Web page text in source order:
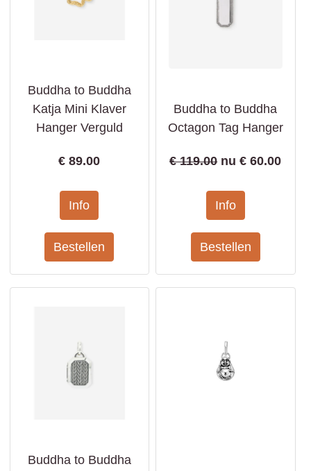
Buddha to Buddha
Katja Mini Klaver
Hanger Verguld
€89.00
Buddha to Buddha
Octagon Tag Hanger
€ 119.00nu €60.00
Buddha to Buddha